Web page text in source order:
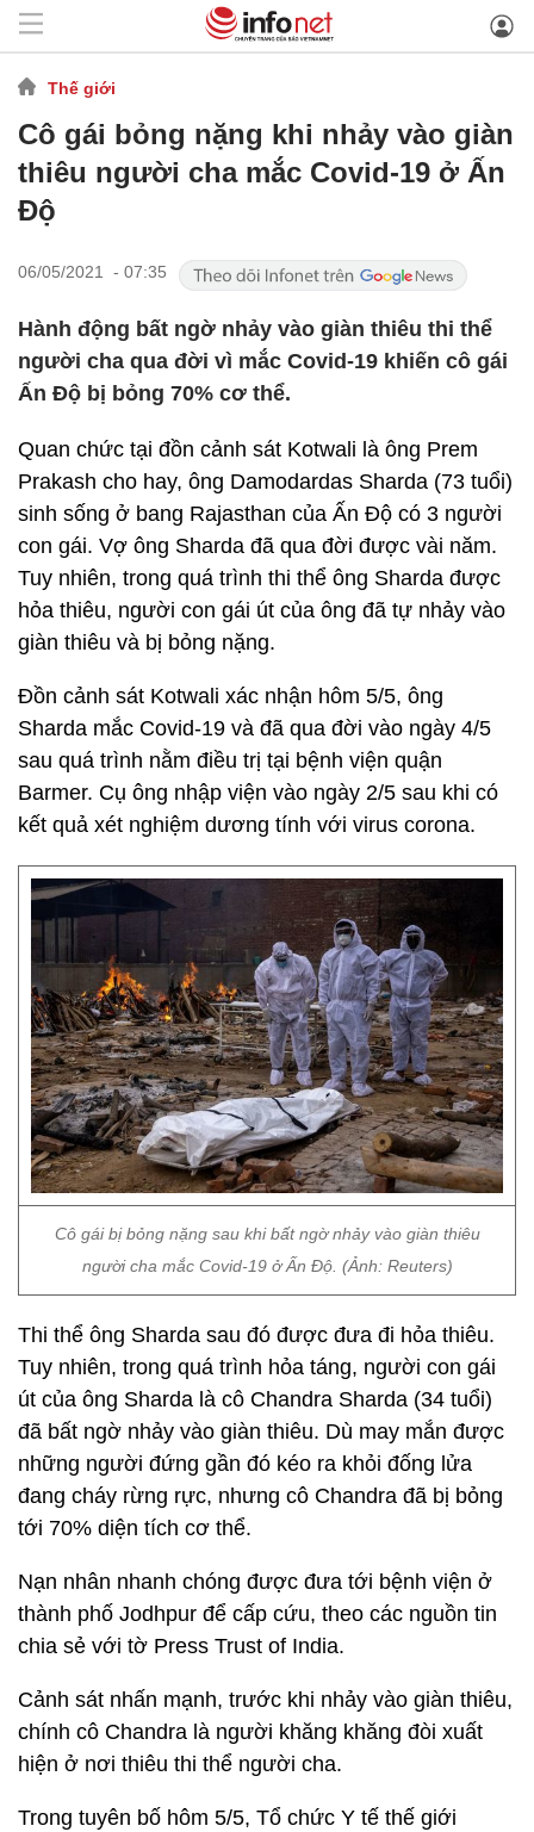
Thế giới
Cô gái bỏng nặng khi nhảy vào giàn
thiêu người cha mắc Covid-19 ở Ấn
Độ
06/05/2021 - 07:35
Hành động bất ngờ nhảy vào giàn thiêu thi thể
người cha qua đời vì mắc Covid-19 khiến cô gái
Ấn Độ bị bỏng 70% cơ thể.
Quan chức tại đồn cảnh sát Kotwali là ông Prem
Prakash cho hay, ông Damodardas Sharda (73 tuổi)
sinh sống ở bang Rajasthan của Ấn Độ có 3 người
con gái. Vợ ông Sharda đã qua đời được vài năm.
Tuy nhiên, trong quá trình thi thể ông Sharda được
hỏa thiêu, người con gái út của ông đã tự nhảy vào
giàn thiêu và bị bỏng nặng.
Đồn cảnh sát Kotwali xác nhận hôm 5/5, ông
Sharda mắc Covid-19 và đã qua đời vào ngày 4/5
sau quá trình nằm điều trị tại bệnh viện quận
Barmer. Cụ ông nhập viện vào ngày 2/5 sau khi có
kết quả xét nghiệm dương tính với virus corona.
Cô gái bị bỏng nặng sau khi bất ngờ nhảy vào giàn thiêu
người cha mắc Covid-19 ở Ấn Độ. (Ảnh: Reuters)
Thi thể ông Sharda sau đó được đưa đi hỏa thiêu.
Tuy nhiên, trong quá trình hỏa táng, người con gái
út của ông Sharda là cô Chandra Sharda (34 tuổi)
đã bất ngờ nhảy vào giàn thiêu. Dù may mắn được
những người đứng gần đó kéo ra khỏi đống lửa
đang cháy rừng rực, nhưng cô Chandra đã bị bỏng
tới 70% diện tích cơ thể.
Nạn nhân nhanh chóng được đưa tới bệnh viện ở
thành phố Jodhpur để cấp cứu, theo các nguồn tin
chia sẻ với tờ Press Trust of India.
Cảnh sát nhấn mạnh, trước khi nhảy vào giàn thiêu,
chính cô Chandra là người khăng khăng đòi xuất
hiện ở nơi thiêu thi thể người cha.
Trong tuyên bố hôm 5/5, Tổ chức Y tế thế giới